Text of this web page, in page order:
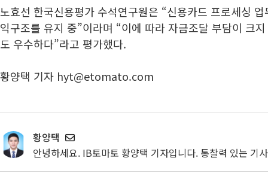
노효선 한국신용평가 수석연구원은 “신용카드 프로세싱
익구조를 유지 중”이라며 “이에 따라 자금조달 부담이 크
도 우수하다”라고 평가했다.
황양택 기자 hyt@etomato.com
황양택
안녕하세요. IB토마토 황양택 기자입니다. 통찰력 있는 기